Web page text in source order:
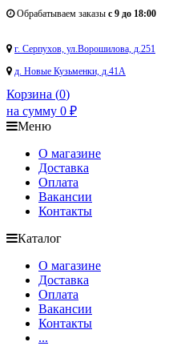
Обрабатываем заказы с 9 до 18:00
г. Серпухов, ул.Ворошилова, д.251
д. Новые Кузьменки, д.41А
Корзина (0)
на сумму 0 ₽
Меню
О магазине
Доставка
Оплата
Вакансии
Контакты
Каталог
О магазине
Доставка
Оплата
Вакансии
Контакты
...